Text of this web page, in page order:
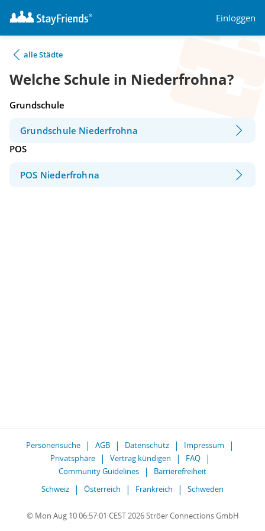
Einloggen
alle Städte
Welche Schule in Niederfrohna?
Grundschule
Grundschule Niederfrohna
POS
POS Niederfrohna
Personensuche AGB Datenschutz
Impressum
Privatsphäre
Vertrag kündigen
FAQ
Community Guidelines
Barrierefreiheit
Schweiz
Österreich Frankreich Schweden
© Mon Aug 10 06:57:01 CEST 2026 Ströer Connections GmbH